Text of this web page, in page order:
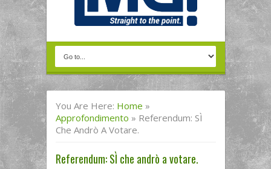
You Are Here: Home »
Approfondimento » Referendum: SÌ
Che Andrò A Votare.
Referendum: SÌ che andrò a votare.